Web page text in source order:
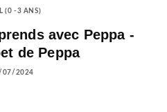
(0 -3 ANS)
avec Peppa -
de Peppa
07/2024